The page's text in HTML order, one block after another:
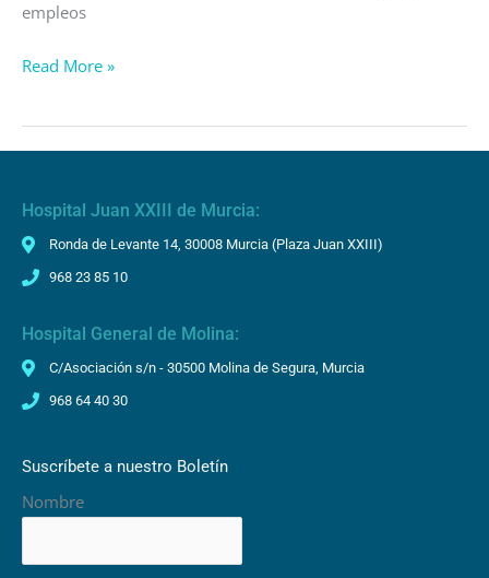
empleos
Read More »
Hospital Juan XXIII de Murcia:
Ronda de Levante 14, 30008 Murcia (Plaza Juan XXIII)
968 23 85 10
Hospital General de Molina:
C/Asociación s/n - 30500 Molina de Segura, Murcia
968 64 40 30
Suscríbete a nuestro Boletín
Nombre